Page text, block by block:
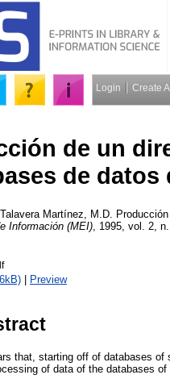
Login Create
de un
de
Talavera Martínez, M.D.
Información (MEI) , 1995, vol. 2,
| Preview
that, starting off of databases
of data of the databases